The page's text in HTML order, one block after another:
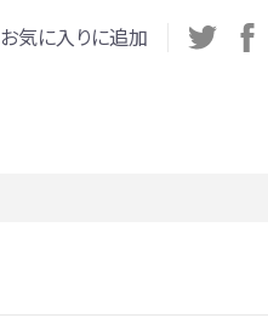
お気に入りに追加